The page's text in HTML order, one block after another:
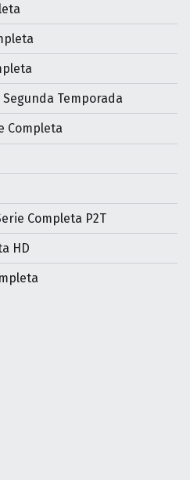
Temporada
Completa
Completa P2T
HD